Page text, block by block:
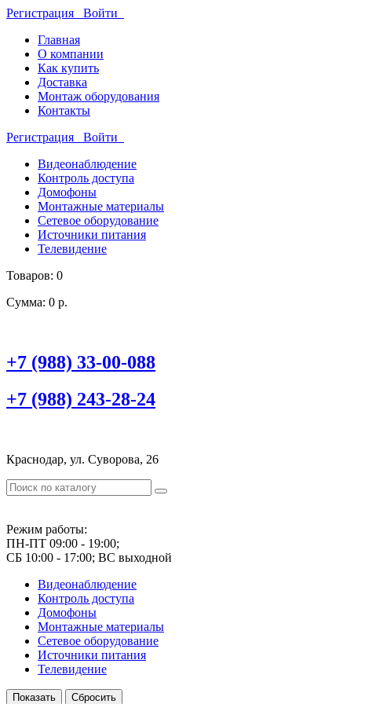
Регистрация Войти
Главная
О компании
Как купить
Доставка
Монтаж оборудования
Контакты
Регистрация Войти
Видеонаблюдение
Контроль доступа
Домофоны
Монтажные материалы
Сетевое оборудование
Источники питания
Телевидение
Товаров: 0
Сумма: 0 р.
+7 (988) 33-00-088
+7 (988) 243-28-24
Краснодар, ул. Суворова, 26
Режим работы:
ПН-ПТ 09:00 - 19:00;
СБ 10:00 - 17:00; ВС выходной
Видеонаблюдение
Контроль доступа
Домофоны
Монтажные материалы
Сетевое оборудование
Источники питания
Телевидение